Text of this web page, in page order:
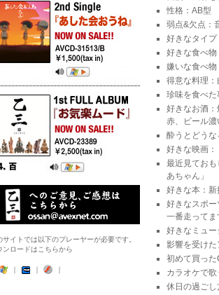
サイトでは以下のプレーヤーが必要です。
ンロードはこちらから
｜ ｜ ｜
性格：AB型
弱点&欠点：
好きなタイ
好きな食べ
嫌いな食べ
得意な料理：
珍味を食べ
好きなお酒
赤、ビール濃
酔うとどう
好きな映画
最近見てお
あちゃん」
好きな本：
好きなスポ
一番走ってま
好きなミュ
影響を受け
初めて買っ
カラオケで
休日の過ごし